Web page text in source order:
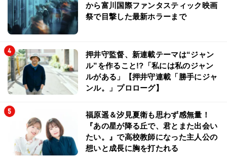
から富川国際ファンタスティック映画
祭で目撃した最新ホラーまで
押井守監督、新連載テーマは“ジャン
ル”を作ること!?「私には私のジャン
ルがある」【押井守連載「勝手にジャ
ンル。」プロローグ】
福原遥＆汐見夏衛も思わず感無量！
『あの星が降る丘で、君とまた出会い
たい。』で高校教師になった主人公の
想いと成長に胸を打たれる